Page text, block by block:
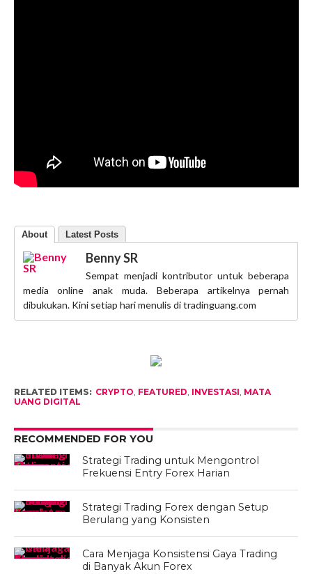
About Latest Posts
Benny SR
Sempat menjadi kontributor untuk beberapa
media online anak muda. Beberapa artikelnya pernah
dibukukan. Kini setiap hari menulis di tradinguang.com
RELATED ITEMS: CRYPTO, FEATURED, INVESTASI, MATA
UANG DIGITAL
RECOMMENDED FOR YOU
Strategi Trading untuk Mengontrol
Frekuensi Entry Forex Harian
Strategi Trading Forex dengan Setup
Berulang yang Konsisten
Cara Menjaga Konsistensi Gaya Trading
di Banyak Akun Forex